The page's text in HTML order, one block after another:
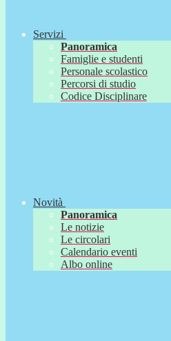
Servizi
Panoramica
Famiglie e studenti
Personale scolastico
Percorsi di studio
Codice Disciplinare
Novità
Panoramica
Le notizie
Le circolari
Calendario eventi
Albo online